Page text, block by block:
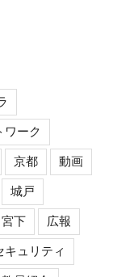
ワーク
京都 動画
城戸
宮下 広報
キュリティ